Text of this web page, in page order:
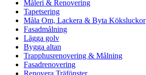
Måleri & Renovering
Tapetsering
Måla Om, Lackera & Byta Köksluckor
Fasadmålning
Lägga golv
Bygga altan
Trapphusrenovering & Målning
Fasadrenovering